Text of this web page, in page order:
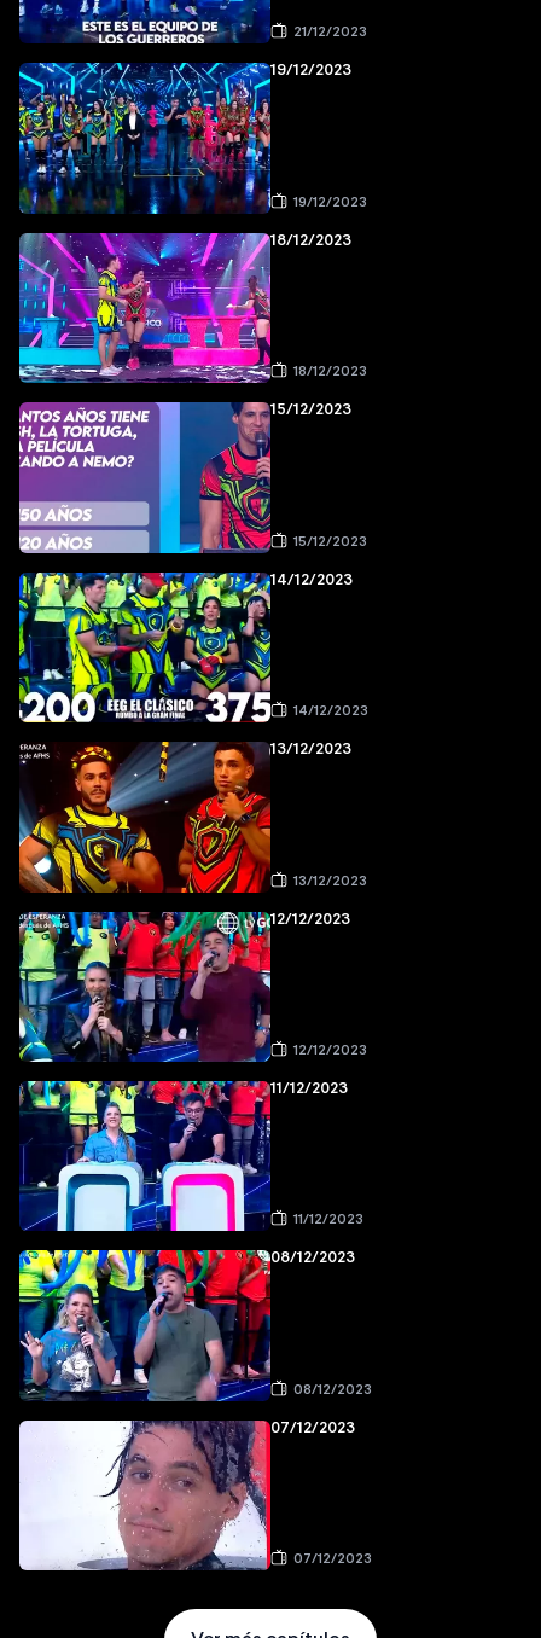
21/12/2023
19/12/2023
19/12/2023
18/12/2023
18/12/2023
15/12/2023
15/12/2023
14/12/2023
14/12/2023
13/12/2023
13/12/2023
12/12/2023
12/12/2023
11/12/2023
11/12/2023
08/12/2023
08/12/2023
07/12/2023
07/12/2023